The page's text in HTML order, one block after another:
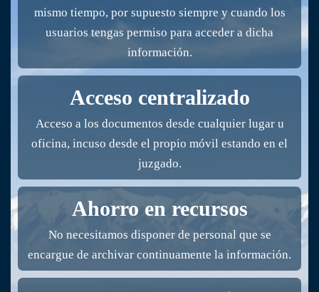
mismo tiempo, por supuesto siempre y cuando los
usuarios tengas permiso para acceder a dicha
información.
Acceso centralizado
Acceso a los documentos desde cualquier lugar u
oficina, incuso desde el propio móvil estando en el
juzgado.
Ahorro en recursos
No necesitamos disponer de personal que se
encargue de archivar continuamente la información.